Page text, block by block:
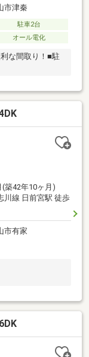
市津秦
駐車2台
オール電化
な間取り！■駐
(築42年10ヶ月)
川線 日前宮駅 徒歩
市有家